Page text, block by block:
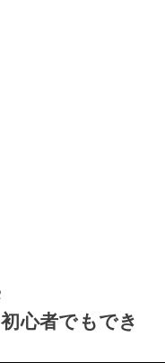
心者でもでき